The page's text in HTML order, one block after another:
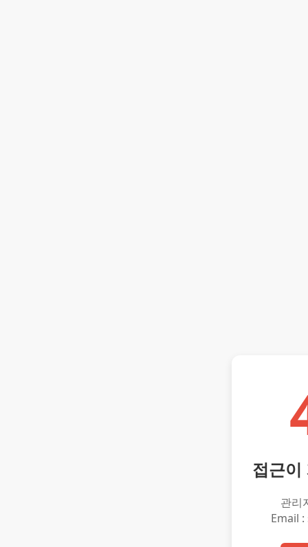
접근이
관리
Email